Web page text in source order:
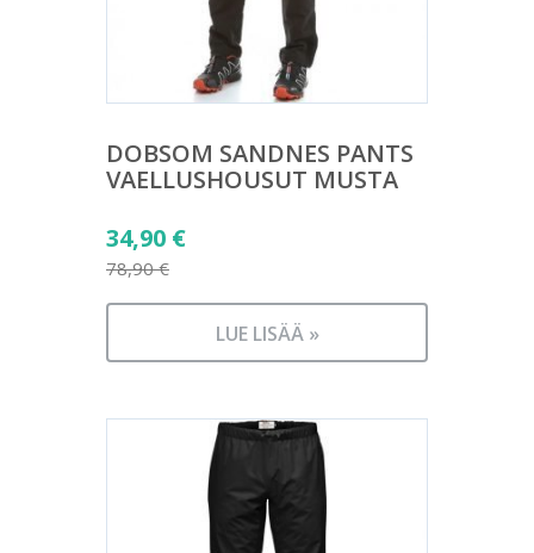
DOBSOM SANDNES PANTS
VAELLUSHOUSUT MUSTA
78,90€
Alkuperäinen
hinta
oli:
34,90 €
Nykyinen
on:
LUE LISÄÄ »